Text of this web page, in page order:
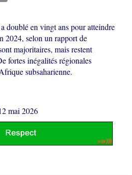
doublé en vingt ans pour atteindre
2024, selon un rapport de
majoritaires, mais restent
fortes inégalités régionales
subsaharienne.
mai 2026